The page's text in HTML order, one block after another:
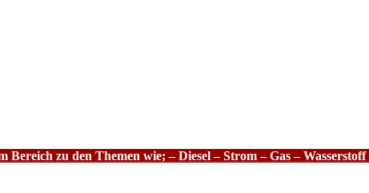
Bereich zu den Themen wie; – Diesel – Strom – Gas –